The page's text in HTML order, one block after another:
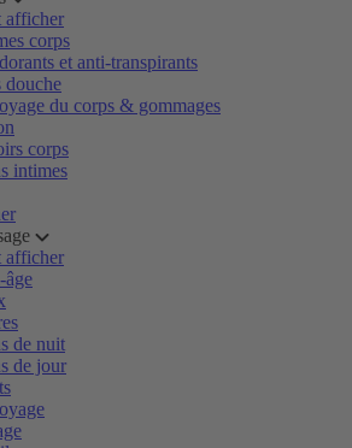
afficher
corps
et anti-transpirants
douche
du corps & gommages
corps
intimes
afficher
de nuit
de jour